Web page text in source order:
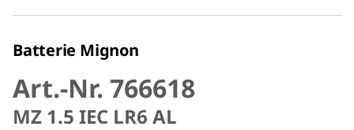
Batterie Mignon
Art.-Nr. 766618
MZ 1.5 IEC LR6 AL